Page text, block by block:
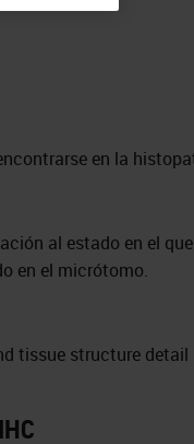
en la
al estado en el
en el micrótomo.
tissue structure detail